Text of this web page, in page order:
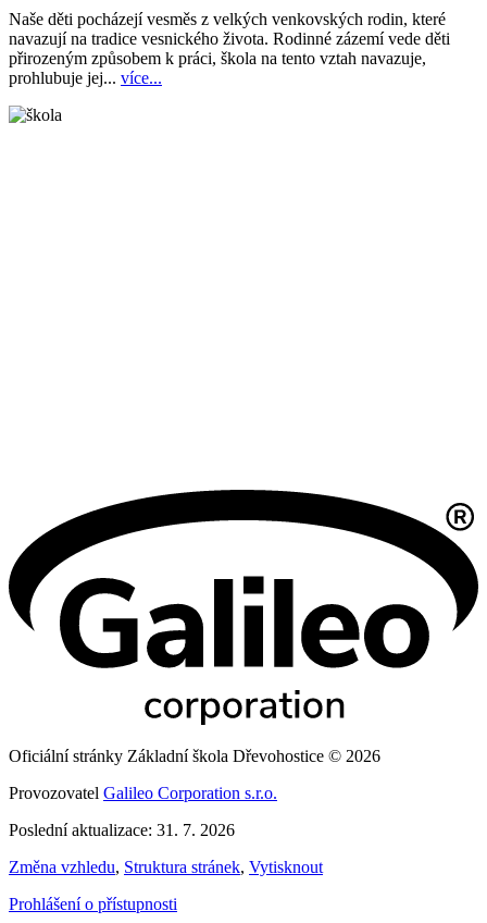
Naše děti pocházejí vesměs z velkých venkovských rodin, které
navazují na tradice vesnického života. Rodinné zázemí vede děti
přirozeným způsobem k práci, škola na tento vztah navazuje,
prohlubuje jej... více...
Oficiální stránky Základní škola Dřevohostice © 2026
Provozovatel Galileo Corporation s.r.o.
Poslední aktualizace: 31. 7. 2026
Změna vzhledu, Struktura stránek, Vytisknout
Prohlášení o přístupnosti